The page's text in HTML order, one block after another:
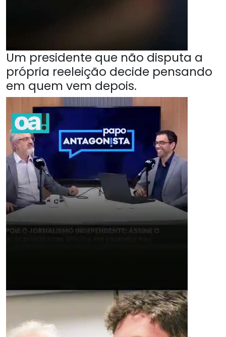
Um presidente que não disputa a
própria reeleição decide pensando
em quem vem depois.